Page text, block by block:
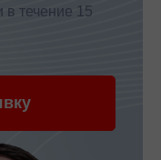
в течение 15